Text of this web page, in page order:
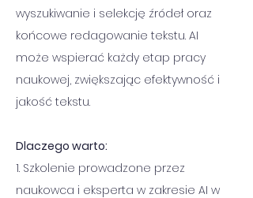
wyszukiwanie i selekcję źródeł oraz
końcowe redagowanie tekstu. AI
może wspierać każdy etap pracy
naukowej, zwiększając efektywność i
jakość tekstu.
Dlaczego warto:
1. Szkolenie prowadzone przez
naukowca i eksperta w zakresie AI w